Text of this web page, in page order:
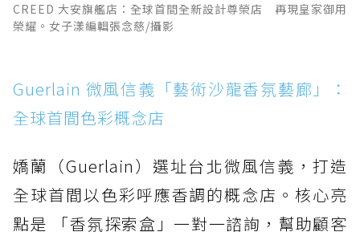
CREED 大安旗艦店：全球首間全新設計尊榮店 再現皇家御用
榮耀。女子漾編輯張念慈/攝影
Guerlain 微風信義「藝術沙龍香氛藝廊」：
全球首間色彩概念店
嬌蘭（Guerlain）選址台北微風信義，打造
全球首間以色彩呼應香調的概念店。核心亮
點是 「香氛探索盒」一對一諮詢，幫助顧客